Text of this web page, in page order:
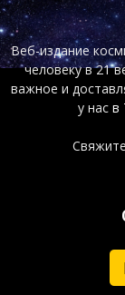
Веб-издание
человеку в 21
важное и
у нас в